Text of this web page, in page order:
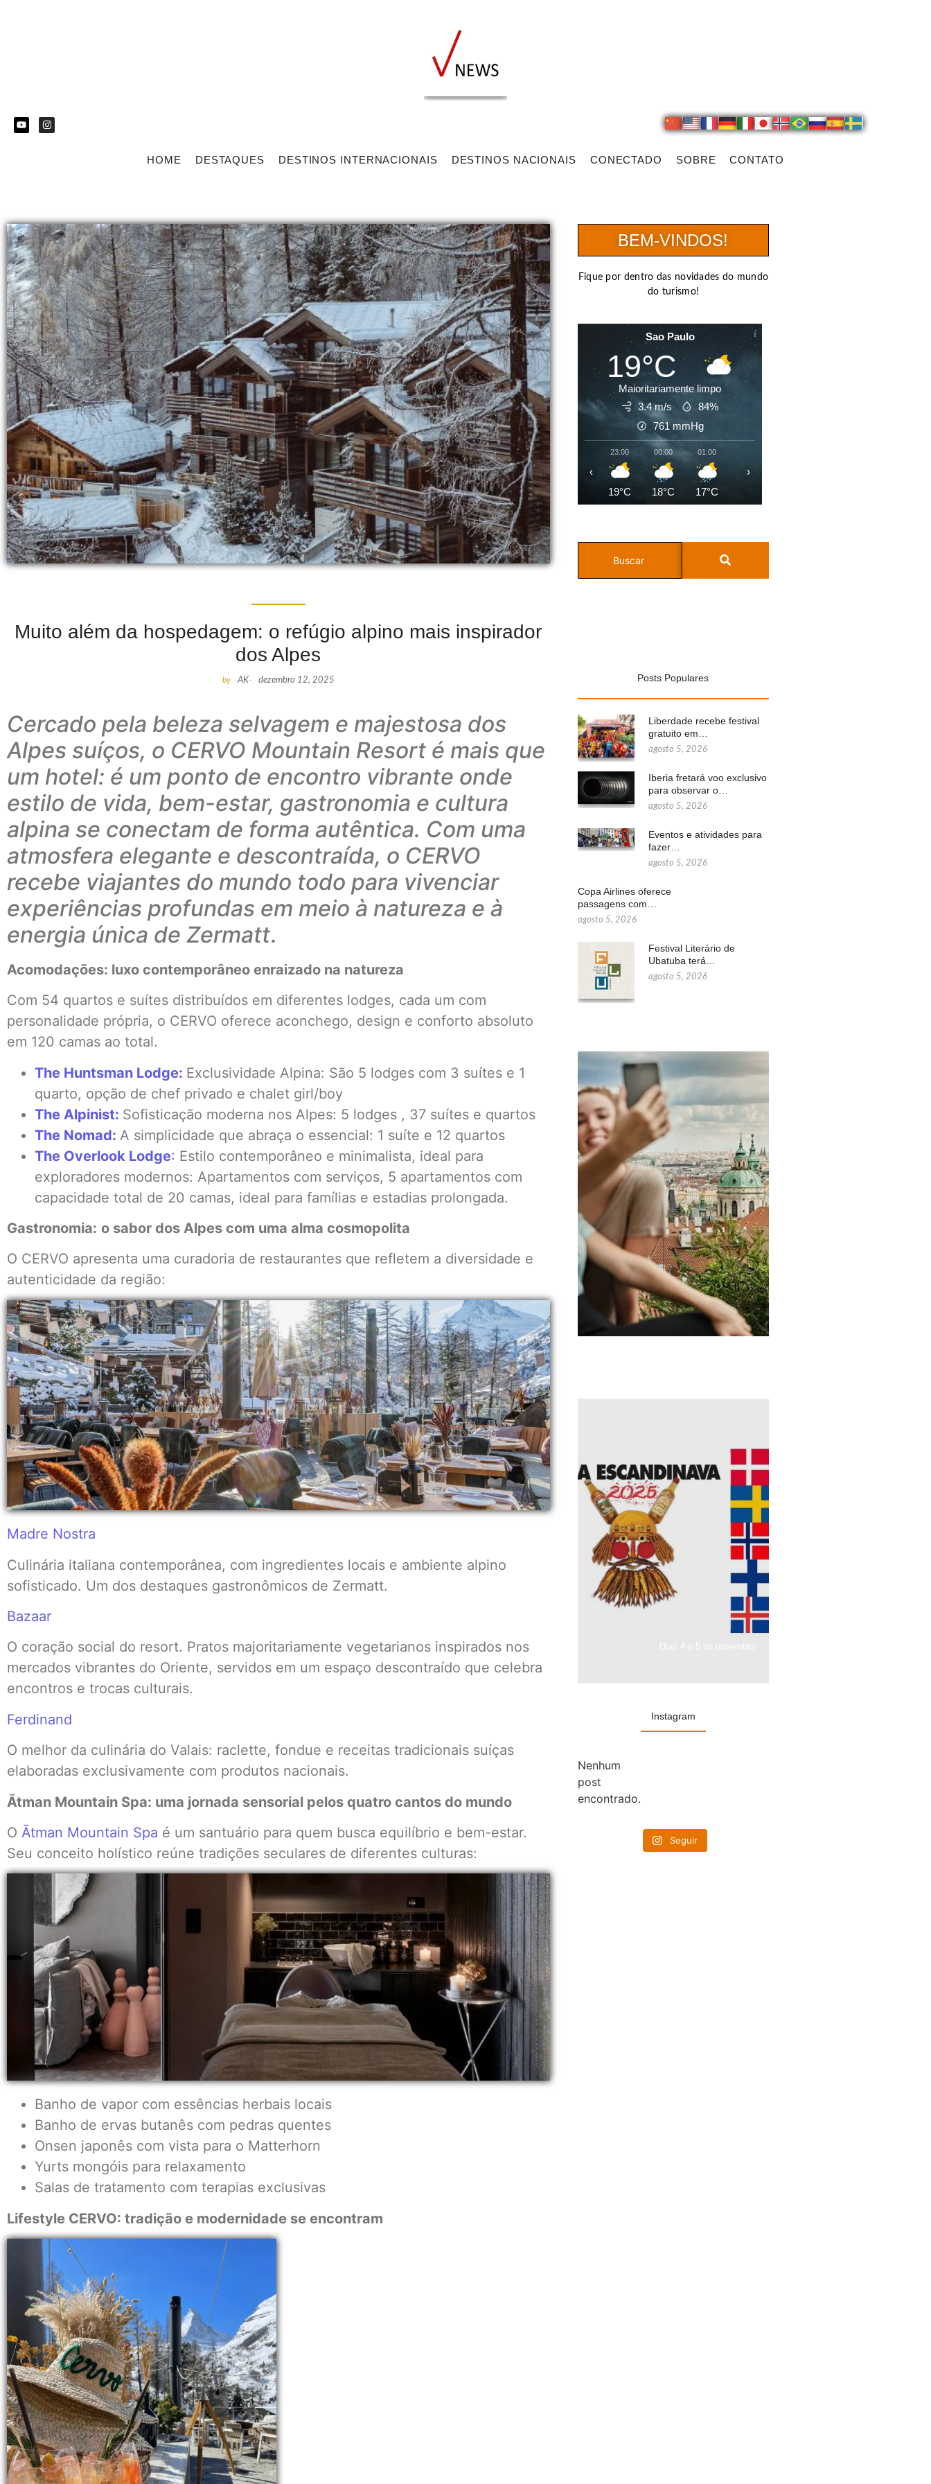
HOME DESTAQUES DESTINOS INTERNACIONAIS DESTINOS NACIONAIS CONECTADO SOBRE CONTATO
Muito além da hospedagem: o refúgio alpino mais inspirador
dos Alpes
by AK- dezembro 12, 2025
Cercado pela beleza selvagem e majestosa dos
Alpes suíços, o CERVO Mountain Resort é mais que
um hotel: é um ponto de encontro vibrante onde
estilo de vida, bem-estar, gastronomia e cultura
alpina se conectam de forma autêntica. Com uma
atmosfera elegante e descontraída, o CERVO
recebe viajantes do mundo todo para vivenciar
experiências profundas em meio à natureza e à
energia única de Zermatt.
Acomodações: luxo contemporâneo enraizado na natureza
Com 54 quartos e suítes distribuídos em diferentes lodges, cada um com
personalidade própria, o CERVO oferece aconchego, design e conforto absoluto
em 120 camas ao total.
The Huntsman Lodge: Exclusividade Alpina: São 5 lodges com 3 suítes e 1
quarto, opção de chef privado e chalet girl/boy
The Alpinist: Sofisticação moderna nos Alpes: 5 lodges , 37 suítes e quartos
The Nomad: A simplicidade que abraça o essencial: 1 suíte e 12 quartos
The Overlook Lodge: Estilo contemporâneo e minimalista, ideal para
exploradores modernos: Apartamentos com serviços, 5 apartamentos com
capacidade total de 20 camas, ideal para famílias e estadias prolongada.
Gastronomia: o sabor dos Alpes com uma alma cosmopolita
O CERVO apresenta uma curadoria de restaurantes que refletem a diversidade e
autenticidade da região:
Madre Nostra
Culinária italiana contemporânea, com ingredientes locais e ambiente alpino
sofisticado. Um dos destaques gastronômicos de Zermatt.
Bazaar
O coração social do resort. Pratos majoritariamente vegetarianos inspirados nos
mercados vibrantes do Oriente, servidos em um espaço descontraído que celebra
encontros e trocas culturais.
Ferdinand
O melhor da culinária do Valais: raclette, fondue e receitas tradicionais suíças
elaboradas exclusivamente com produtos nacionais.
Ātman Mountain Spa: uma jornada sensorial pelos quatro cantos do mundo
O Ātman Mountain Spa é um santuário para quem busca equilíbrio e bem-estar.
Seu conceito holístico reúne tradições seculares de diferentes culturas:
Banho de vapor com essências herbais locais
Banho de ervas butanês com pedras quentes
Onsen japonês com vista para o Matterhorn
Yurts mongóis para relaxamento
Salas de tratamento com terapias exclusivas
Lifestyle CERVO: tradição e modernidade se encontram
BEM-VINDOS!
Fique por dentro das novidades do mundo
do turismo!
Sao Paulo
19°C
Maioritariamente limpo
3.4 m/s
84%
761 mmHg
23:00
19°C
00:00
18°C
01:00
17°C
‹ ›
Posts Populares
Liberdade recebe festival
gratuito em…
agosto 5, 2026
Iberia fretará voo exclusivo
para observar o…
agosto 5, 2026
Eventos e atividades para
fazer…
agosto 5, 2026
Copa Airlines oferece
passagens com…
agosto 5, 2026
Festival Literário de
Ubatuba terá…
agosto 5, 2026
Instagram
Nenhum
post
encontrado.
Seguir